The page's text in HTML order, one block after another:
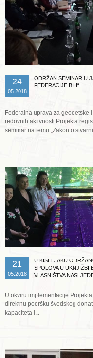
24
05.2018
ODRŽAN SEMINAR U
FEDERACIJE BIH“
Federalna uprava za geodetske
redovnih aktivnosti Projekta
seminar na temu „Zakon o
21
05.2018
U KISELJAKU
SPOLOVA U UKNJIŽBI
VLASNIŠTVA
U okviru implementacije
direktnu podršku švedskog
kapaciteta i...